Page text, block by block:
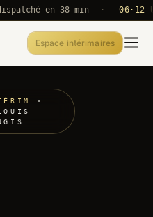
en 38 min · 06·12 UTC
Espace intérimaires
·